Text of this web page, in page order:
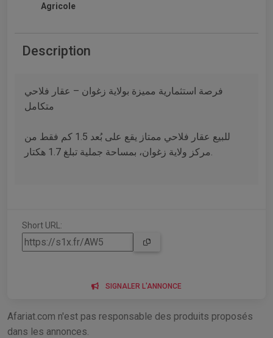
Agricole
Description
فرصة استثمارية مميزة بولاية زغوان – عقار فلاحي
متكامل
للبيع عقار فلاحي ممتاز يقع على بُعد 1.5 كم فقط من
مركز ولاية زغوان، بمساحة جملية تبلغ 1.7 هكتار.
Short URL:
SIGNALER L'ANNONCE
Afariat.com n'est pas responsable des produits proposés
dans les annonces.